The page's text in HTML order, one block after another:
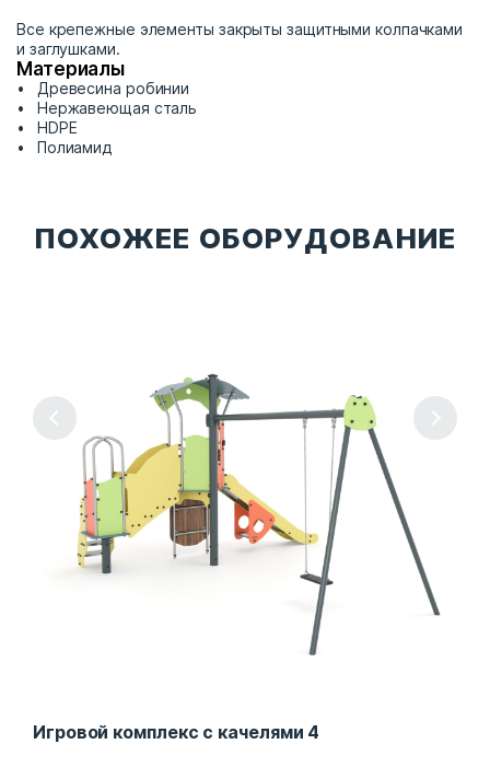
Все крепежные элементы закрыты защитными колпачками
и заглушками.
Материалы
Древесина робинии
Нержавеющая сталь
HDPE
Полиамид
ПОХОЖЕЕ ОБОРУДОВАНИЕ
Игровой комплекс с качелями 4